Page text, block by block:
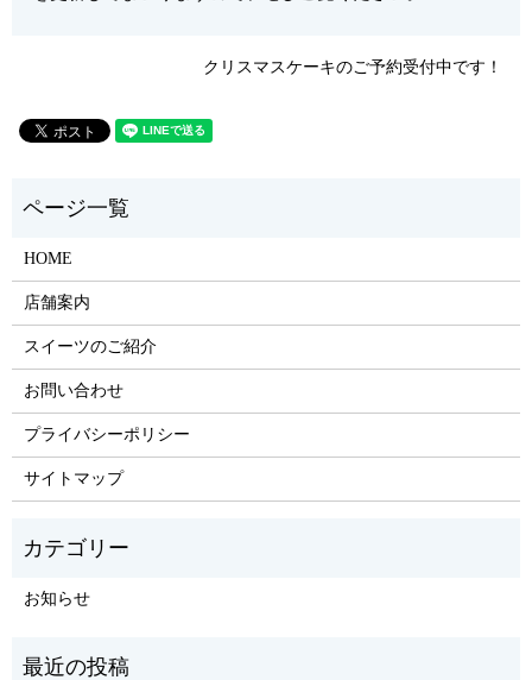
クリスマスケーキのご予約受付中です！
HOME
店舗案内
スイーツのご紹介
お問い合わせ
プライバシーポリシー
サイトマップ
お知らせ